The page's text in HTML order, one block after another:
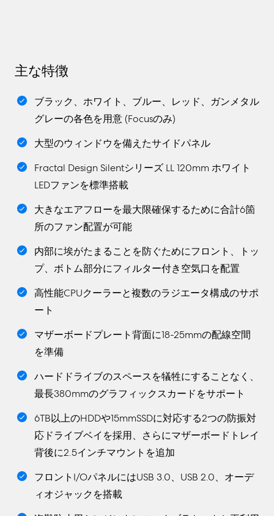
主な特徴
ブラック、ホワイト、ブルー、レッド、ガンメタル
グレーの各色を用意 (Focusのみ)
大型のウィンドウを備えたサイドパネル
Fractal Design Silentシリーズ LL 120mm ホワイト
LEDファンを標準搭載
大きなエアフローを最大限確保するために合計6箇
所のファン配置が可能
内部に埃がたまることを防ぐためにフロント、トッ
プ、ボトム部分にフィルター付き空気口を配置
高性能CPUクーラーと複数のラジエータ構成のサポ
ート
マザーボードプレート背面に18-25mmの配線空間
を準備
ハードドライブのスペースを犠牲にすることなく、
最長380mmのグラフィックスカードをサポート
6TB以上のHDDや15mmSSDに対応する2つの防振対
応ドライブベイを採用、さらにマザーボードトレイ
背後に2.5インチマウントを追加
フロントI/OパネルにはUSB 3.0、USB 2.0、オーデ
ィオジャックを搭載